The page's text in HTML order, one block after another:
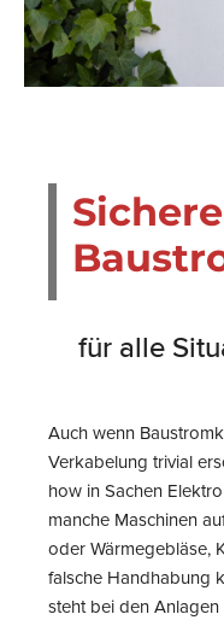
Sichere
für alle
Auch wenn
Verkabelung trivial
how in Sachen
manche Maschinen
oder Wärmegebläse,
falsche Handhabung
steht bei den